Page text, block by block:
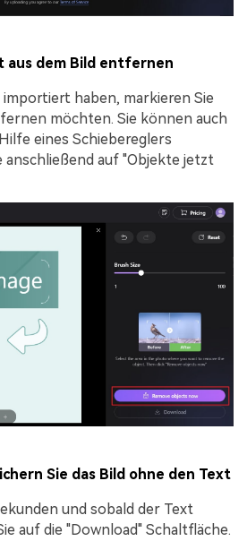
aus dem Bild entfernen
importiert haben, markieren Sie
möchten. Sie können auch
eines Schiebereglers
anschließend auf "Objekte jetzt
Sie das Bild ohne den Text
und sobald der Text
auf die "Download" Schaltfläche.